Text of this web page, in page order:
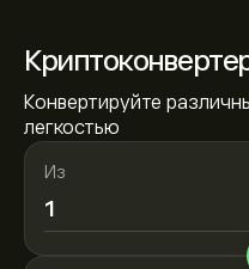
Конвертируйте
легкостью
Из